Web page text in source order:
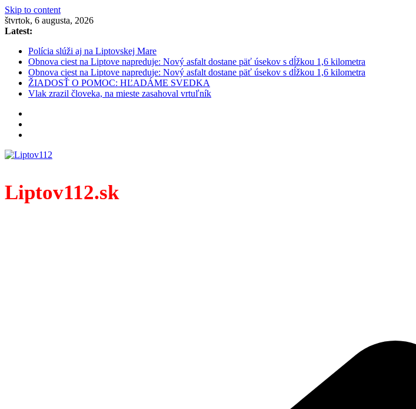
Skip to content
štvrtok, 6 augusta, 2026
Latest:
Polícia slúži aj na Liptovskej Mare
Obnova ciest na Liptove napreduje: Nový asfalt dostane päť úsekov s dĺžkou 1,6 kilometra
Obnova ciest na Liptove napreduje: Nový asfalt dostane päť úsekov s dĺžkou 1,6 kilometra
ŽIADOSŤ O POMOC: HĽADÁME SVEDKA
Vlak zrazil človeka, na mieste zasahoval vrtuľník
Liptov112.sk